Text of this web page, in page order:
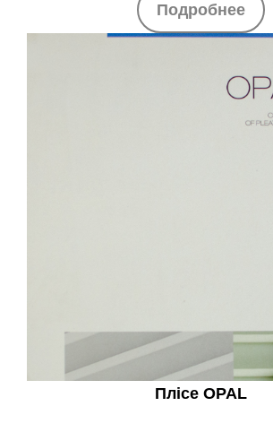
Подробнее
Плісе OPAL